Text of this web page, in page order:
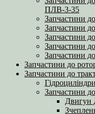
ПЛВ-3-35
Запчастини
Запчастини
Запчастини
Запчастини
Запчастини
Запчастини до
Запчастини до
Гідроциліндри
Запчастини
Двигун